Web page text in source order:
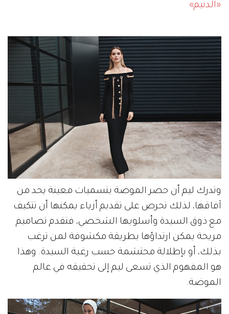
«الدنيم»
وتدرك ليم أن حصر الموضة بتسميات معينة يحد من
آفاقها، لذلك تحرص على تقديم أزياء يمكنها أن تتكيف
مع ذوق السيدة وأسلوبها الشخصي، فتقدم تصاميم
مريحة يمكن ارتداؤها بطريقة مكشوفة لمن ترغب
بذلك، أو بإطلالة محتشمة حسب رغبة السيدة. وهذا
هو المفهوم الذي تسعى ليم إلى تحقيقه في عالم
الموضة.